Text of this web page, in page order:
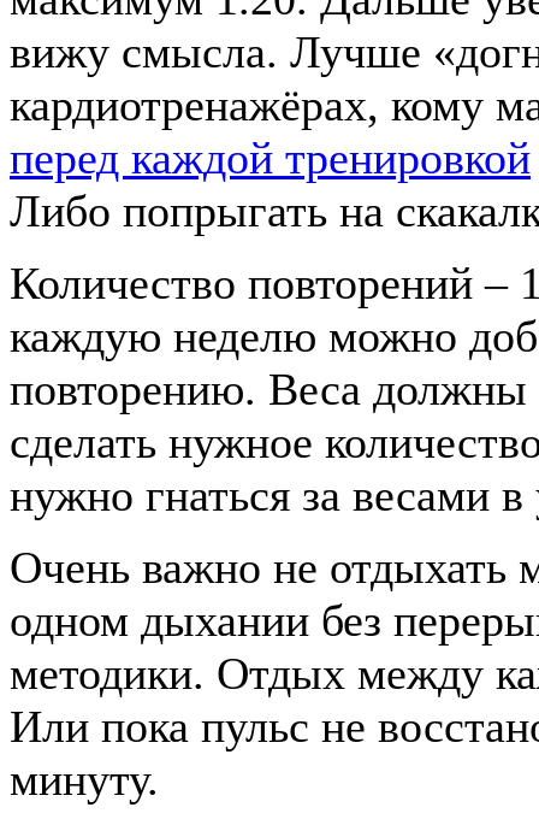
вижу смысла. Лучше
кардиотренажёрах, кому
перед каждой тренировкой
Либо попрыгать на
Количество повторений
каждую неделю можно
повторению. Веса
сделать нужное
нужно гнаться за весами
Очень важно не отдыхать
одном дыхании без
методики. Отдых между
Или пока пульс не
минуту.